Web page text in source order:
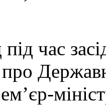
час
про